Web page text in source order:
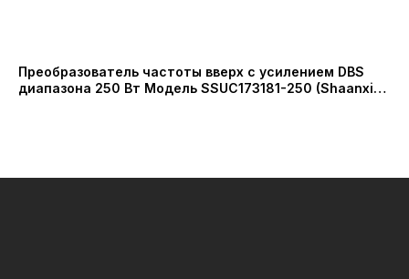
Преобразователь частоты вверх с усилением DBS
диапазона 250 Вт Модель SSUC173181-250 (Shaanxi